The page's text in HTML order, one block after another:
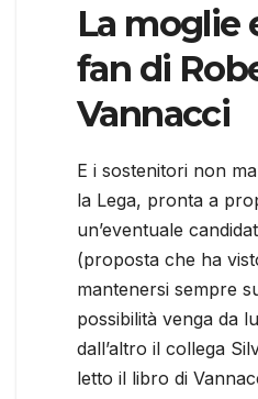
La moglie
fan di
Vannacci
E i sostenitori non
la Lega, pronta a
un’eventuale
(proposta che ha
mantenersi sempre
possibilità venga da
dall’altro il collega
letto il libro di